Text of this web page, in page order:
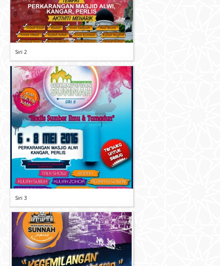
Siri 2
Siri 3